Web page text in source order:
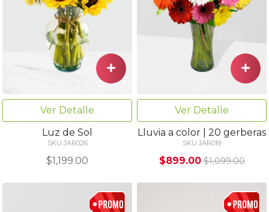
Ver Detalle
Luz de Sol
SKU JAR026
$1,199.00
Ver Detalle
Lluvia a color | 20 gerberas
SKU JAR019
$899.00 $1,099.00